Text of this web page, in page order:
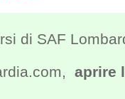
di SAF
aprire